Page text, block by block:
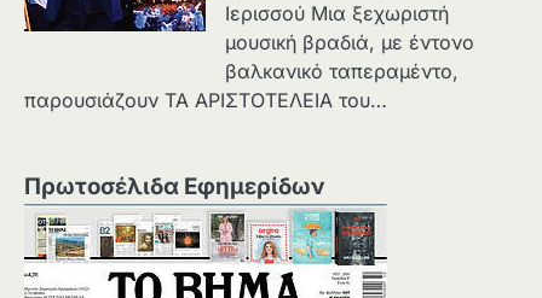
Ιερισσού Μια ξεχωριστή
μουσική βραδιά, με έντονο
βαλκανικό ταπεραμέντο,
παρουσιάζουν ΤΑ ΑΡΙΣΤΟΤΕΛΕΙΑ του…
Πρωτοσέλιδα Εφημερίδων